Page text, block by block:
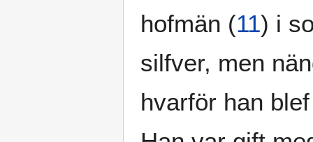
hofmän (11) i
silfver, men
hvarför han